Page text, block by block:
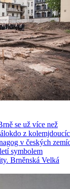
se už více než
z
v českých
symbolem
Brněnská Velká